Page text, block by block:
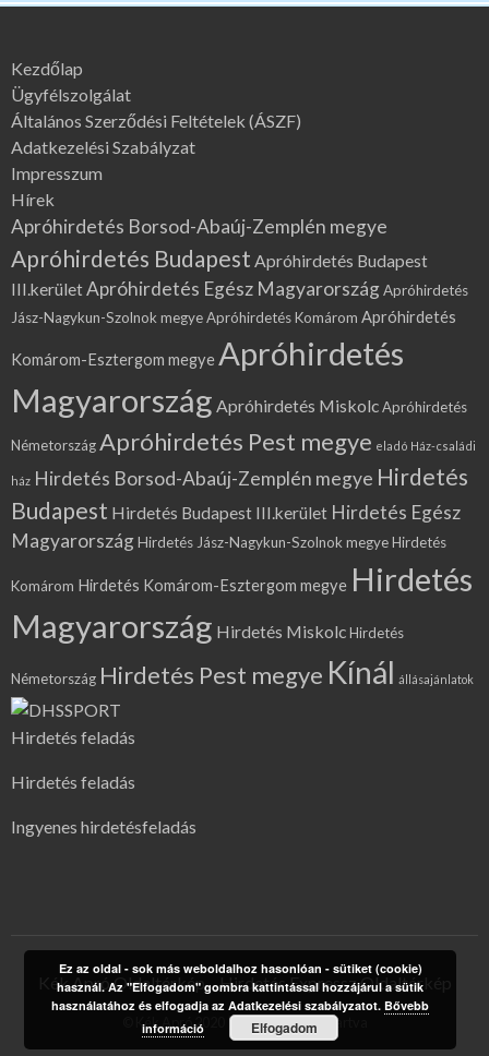
Kezdőlap
Ügyfélszolgálat
Általános Szerződési Feltételek (ÁSZF)
Adatkezelési Szabályzat
Impresszum
Hírek
Apróhirdetés Borsod-Abaúj-Zemplén megye
Apróhirdetés Budapest Apróhirdetés Budapest
III.kerületApróhirdetés Egész MagyarországApróhirdetés
Jász-Nagykun-Szolnok megyeApróhirdetés Komárom Apróhirdetés
Komárom-Esztergom megyeApróhirdetés
Magyarország Apróhirdetés MiskolcApróhirdetés
NémetországApróhirdetés Pest megye eladó Ház-családi
ház Hirdetés Borsod-Abaúj-Zemplén megye Hirdetés
Budapest Hirdetés Budapest III.kerület Hirdetés Egész
MagyarországHirdetés Jász-Nagykun-Szolnok megyeHirdetés
Komárom Hirdetés Komárom-Esztergom megye Hirdetés
Magyarország Hirdetés MiskolcHirdetés
Németország Hirdetés Pest megye Kínál állásajánlatok
Hirdetés feladás
Hirdetés feladás
Ingyenes hirdetésfeladás
Kék Apró Oldaltérkép Hirdetés Expressz Oldaltérkép
© Kék Apró 2020 | Minden jog fenntartva
Ez az oldal - sok más weboldalhoz hasonlóan - sütiket (cookie)
használ. Az "Elfogadom" gombra kattintással hozzájárul a sütik
használatához és elfogadja az Adatkezelési szabályzatot.Bővebb
információ
Elfogadom